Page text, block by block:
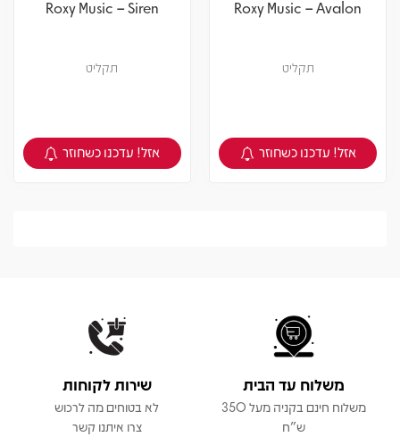
Roxy Music – Avalon
תקליט
צפיה במוצר
אזל! עדכנו כשחוזר
Roxy Music – Siren
תקליט
צפיה במוצר
אזל! עדכנו כשחוזר
משלוח עד הבית
משלוח חינם בקניה מעל 350
ש"ח
שירות לקוחות
לא בטוחים מה לרכוש
צרו איתנו קשר